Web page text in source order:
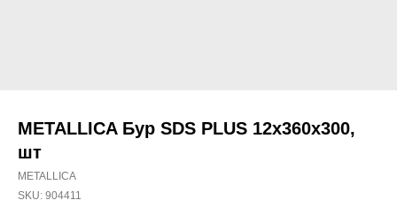
METALLICA Бур SDS PLUS 12х360х300,
шт
METALLICA
SKU: 904411